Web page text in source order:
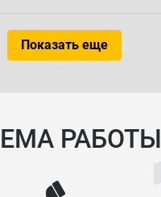
Показать еще
РАБОТЫ